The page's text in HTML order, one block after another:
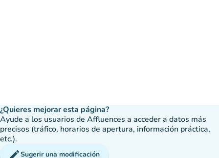
¿Quieres mejorar esta página?
Ayude a los usuarios de Affluences a acceder a datos más
precisos (tráfico, horarios de apertura, información práctica,
etc.).
editSugerir una modificación